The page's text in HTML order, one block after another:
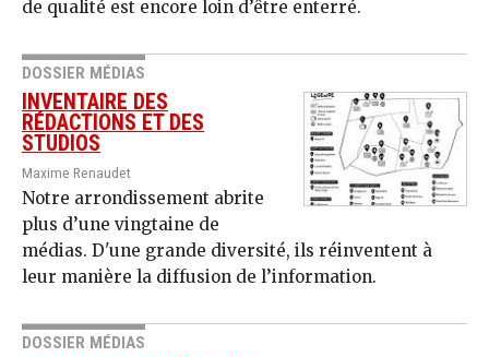
de qualité est encore loin d’être enterré.
DOSSIER MÉDIAS
INVENTAIRE DES
RÉDACTIONS ET DES
STUDIOS
Maxime Renaudet
Notre arrondissement abrite
plus d’une vingtaine de
médias. D'une grande diversité, ils réinventent à
leur manière la diffusion de l’information.
DOSSIER MÉDIAS